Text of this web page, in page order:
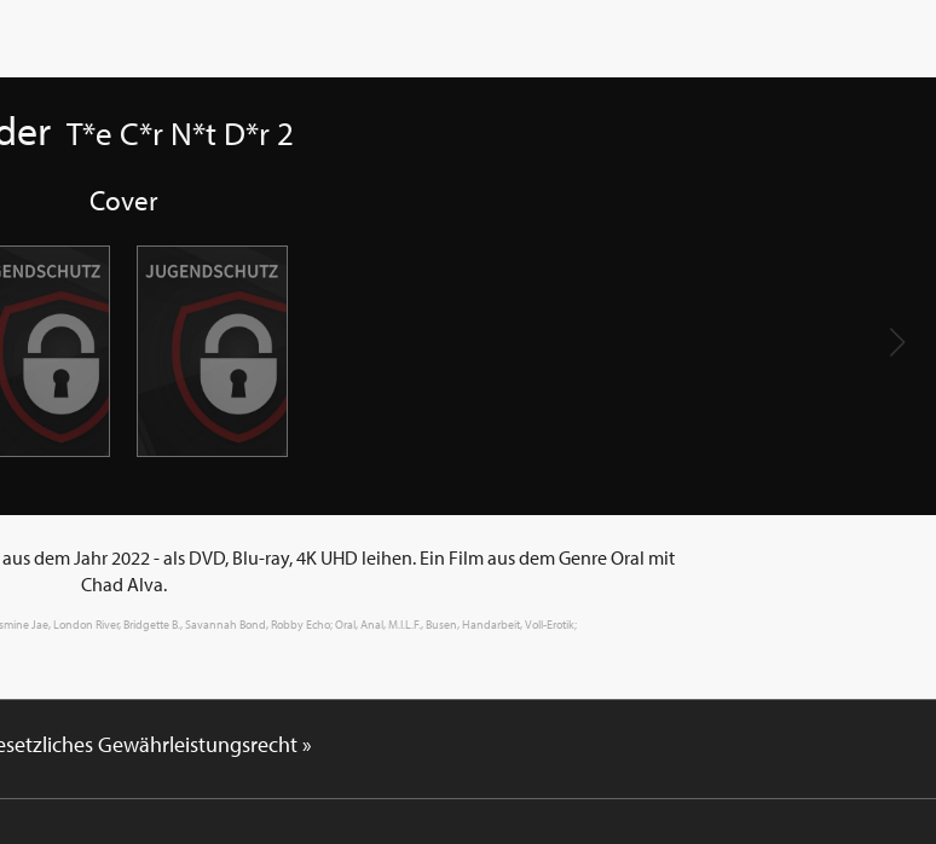
T*e C*r N*t D*r 2
Cover
dem Jahr 2022 - als DVD, Blu-ray, 4K UHD leihen. Ein Film aus dem Genre Oral mit
Chad Alva.
Jae, London River, Bridgette B., Savannah Bond, Robby Echo; Oral, Anal, M.I.L.F., Busen, Handarbeit, Voll-Erotik;
Gewährleistungsrecht »